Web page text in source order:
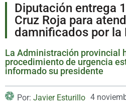
Diputación entrega
Cruz Roja para
damnificados por la
La Administración provincial
procedimiento de urgencia
informado su presidente
Por: Javier Esturillo 4